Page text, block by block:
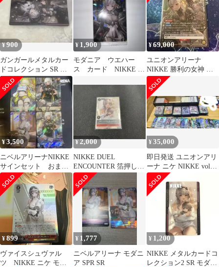
¥900
ガンガールメタルカー
ドコレクション SR モ
ダニア
¥ 1,900
モダニア ウエハー
ス カード NIKKE 未
¥69,000
ユニオンアリーナ
NIKKE 勝利の女神 モ
ダニア SR★★★
¥3,500
ニベルアリーナNIKKE
サインセット おまけ
付き
¥2,000
NIKKE DUEL
ENCOUNTER 箔押しバ
ーストカード モダニア
¥35,000
即日発送 ユニオンアリ
ーナ ニケ NIKKE vol1
vol2 デッキ パーツ
¥899
ヴァイスシュヴァル
ツ NIKKE ニケ モダ
¥ 1,777
ニベルアリーナ モダニ
ア SPR SR
¥ 1,200
NIKKE メタルカードコ
レクション2 SR モダニ